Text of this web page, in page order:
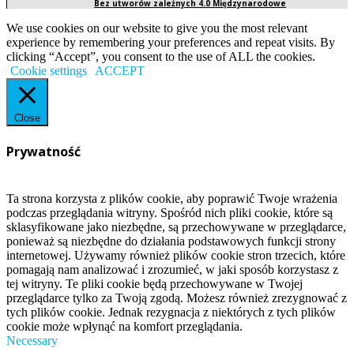
Bez utworów zależnych 4.0 Międzynarodowe
We use cookies on our website to give you the most relevant
experience by remembering your preferences and repeat visits. By
clicking “Accept”, you consent to the use of ALL the cookies.
Cookie settings
ACCEPT
Close
Prywatność
Ta strona korzysta z plików cookie, aby poprawić Twoje wrażenia
podczas przeglądania witryny. Spośród nich pliki cookie, które są
sklasyfikowane jako niezbędne, są przechowywane w przeglądarce,
ponieważ są niezbędne do działania podstawowych funkcji strony
internetowej. Używamy również plików cookie stron trzecich, które
pomagają nam analizować i zrozumieć, w jaki sposób korzystasz z
tej witryny. Te pliki cookie będą przechowywane w Twojej
przeglądarce tylko za Twoją zgodą. Możesz również zrezygnować z
tych plików cookie. Jednak rezygnacja z niektórych z tych plików
cookie może wpłynąć na komfort przeglądania.
Necessary